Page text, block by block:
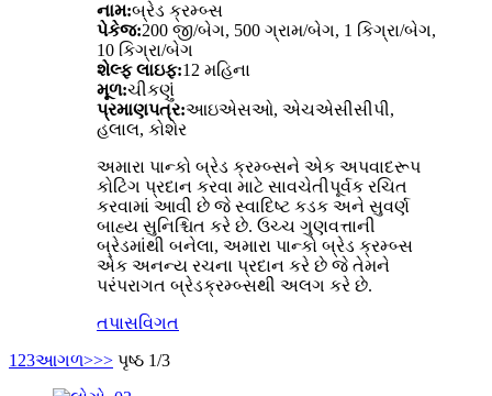
નામ:બ્રેડ ક્રમ્બ્સ
પેકેજ:200 જી/બેગ, 500 ગ્રામ/બેગ, 1 કિગ્રા/બેગ,
10 કિગ્રા/બેગ
શેલ્ફ લાઇફ:12 મહિના
મૂળ:ચીકણું
પ્રમાણપત્ર:આઇએસઓ, એચએસીસીપી,
હલાલ, કોશેર
અમારા પાન્કો બ્રેડ ક્રમ્બ્સને એક અપવાદરૂપ
કોટિંગ પ્રદાન કરવા માટે સાવચેતીપૂર્વક રચિત
કરવામાં આવી છે જે સ્વાદિષ્ટ કડક અને સુવર્ણ
બાહ્ય સુનિશ્ચિત કરે છે. ઉચ્ચ ગુણવત્તાની
બ્રેડમાંથી બનેલા, અમારા પાન્કો બ્રેડ ક્રમ્બ્સ
એક અનન્ય રચના પ્રદાન કરે છે જે તેમને
પરંપરાગત બ્રેડક્રમ્બ્સથી અલગ કરે છે.
તપાસવિગત
1 23આગળ>>> પૃષ્ઠ 1/3